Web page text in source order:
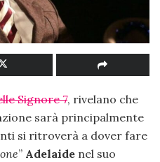
Signore 7, rivelano che
sarà principalmente
si ritroverà a dover fare
” Adelaide nel suo